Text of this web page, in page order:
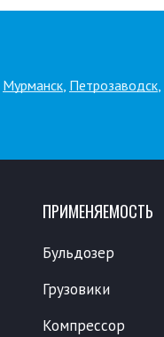
Мурманск, Петрозаводск,
ПРИМЕНЯЕМОСТЬ
Бульдозер
Грузовики
Компрессор